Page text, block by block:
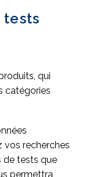
tests
qui
catégories
vos recherches
de tests que
permettra